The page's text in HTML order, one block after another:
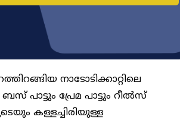
നാടോടിക്കാറ്റിലെ
പാട്ടും പ്രേമ പാട്ടും റീൽസ്
കള്ളച്ചിരിയുള്ള